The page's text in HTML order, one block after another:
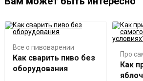
Все о пивоварении
Как сварить пиво без
оборудования
Про
Как